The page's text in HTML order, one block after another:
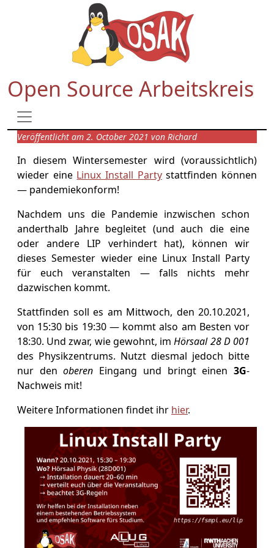
Open Source Arbeitskreis
Veröffentlicht am 2. October 2021 von Richard
In diesem Wintersemester wird (voraussichtlich)
wieder eine Linux Install Partystattfinden können
— pandemiekonform!
Nachdem uns die Pandemie inzwischen schon
anderthalb Jahre begleitet (und auch die eine
oder andere LIP verhindert hat), können wir
dieses Semester wieder eine Linux Install Party
für euch veranstalten — falls nichts mehr
dazwischen kommt.
Stattfinden soll es am Mittwoch, den 20.10.2021,
von 15:30 bis 19:30 — kommt also am Besten vor
18:30. Und zwar, wie gewohnt, imHörsaal 28 D 001
des Physikzentrums. Nutzt diesmal jedoch bitte
nur denoberen Eingang und bringt einen3G-
Nachweis mit!
Weitere Informationen findet ihr hier.